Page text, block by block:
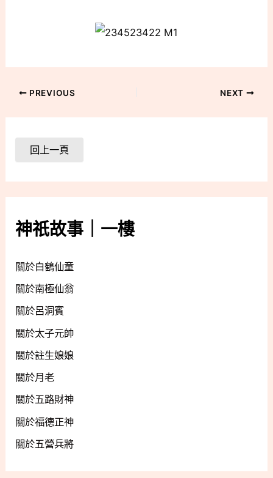
神祇故事｜一樓
關於白鶴仙童
關於南極仙翁
關於呂洞賓
關於太子元帥
關於註生娘娘
關於月老
關於五路財神
關於福德正神
關於五營兵將
PREVIOUS NEXT